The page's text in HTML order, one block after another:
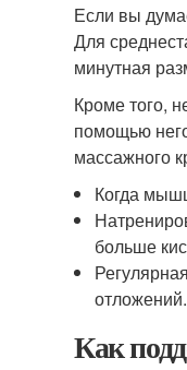
Если вы
Для
минутная
Кроме того,
помощью
массажного
Когда
больше
отложений.
Как